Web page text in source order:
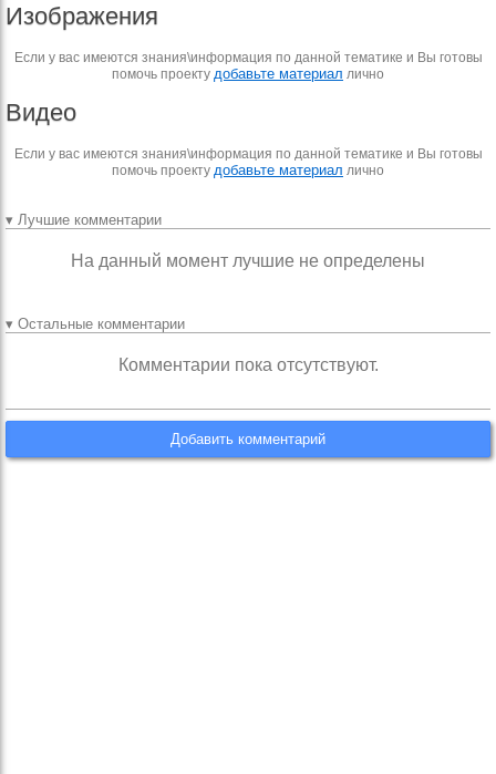
Изображения
Если у вас имеются знания\информация по данной тематике и Вы готовы
помочь проекту добавьте материал лично
Видео
Если у вас имеются знания\информация по данной тематике и Вы готовы
помочь проекту добавьте материал лично
▾ Лучшие комментарии
На данный момент лучшие не определены
▾ Остальные комментарии
Комментарии пока отсутствуют.
Добавить комментарий